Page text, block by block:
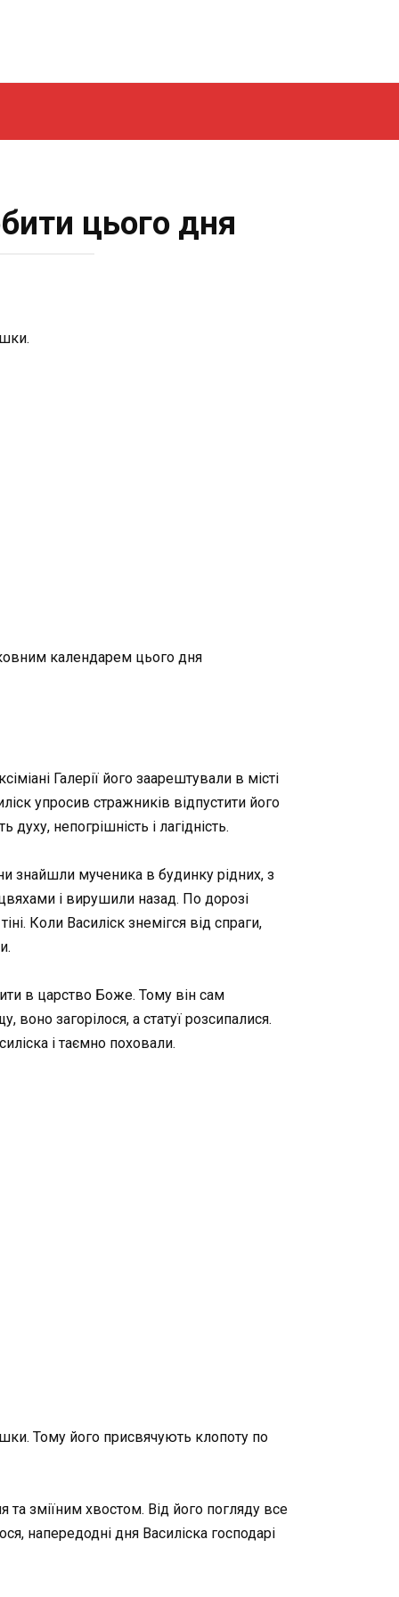
цього дня
календарем цього дня
Галерії його заарештували в місті
упросив стражників відпустити його
непогрішність і лагідність.
знайшли мученика в будинку рідних, з
і вирушили назад. По дорозі
Коли Василіск знемігся від спраги,
в царство Боже. Тому він сам
загорілося, а статуї розсипалися.
і таємно поховали.
Тому його присвячують клопоту по
та зміїним хвостом. Від його погляду все
напередодні дня Василіска господарі